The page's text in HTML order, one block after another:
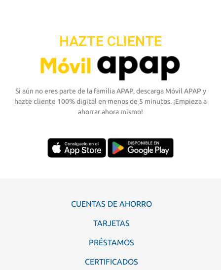
HAZTE CLIENTE
Si aún no eres parte de la familia APAP, descarga Móvil APAP y
hazte cliente 100% digital en menos de 5 minutos. ¡Empieza a
ahorrar ahora mismo!
CUENTAS DE AHORRO
TARJETAS
PRÉSTAMOS
CERTIFICADOS